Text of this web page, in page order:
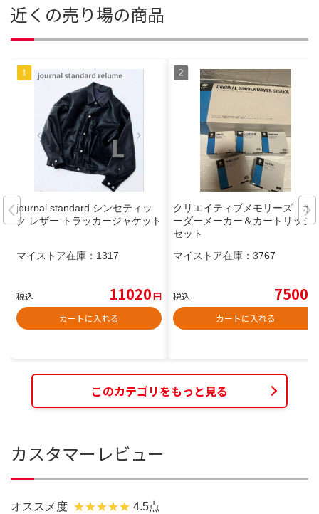
近くの売り場の商品
journal standard シンセティッ
ク レザー トラッカージャケット
マイストア在庫： 1317
税込 11020円
カートに入れる
クリエイティブメモリーズ ボ
ーダーメーカー＆カートリッジ
セット
マイストア在庫： 3767
税込 7500
カートに入れる
このカテゴリをもっと見る
カスタマーレビュー
オススメ度 4.5点